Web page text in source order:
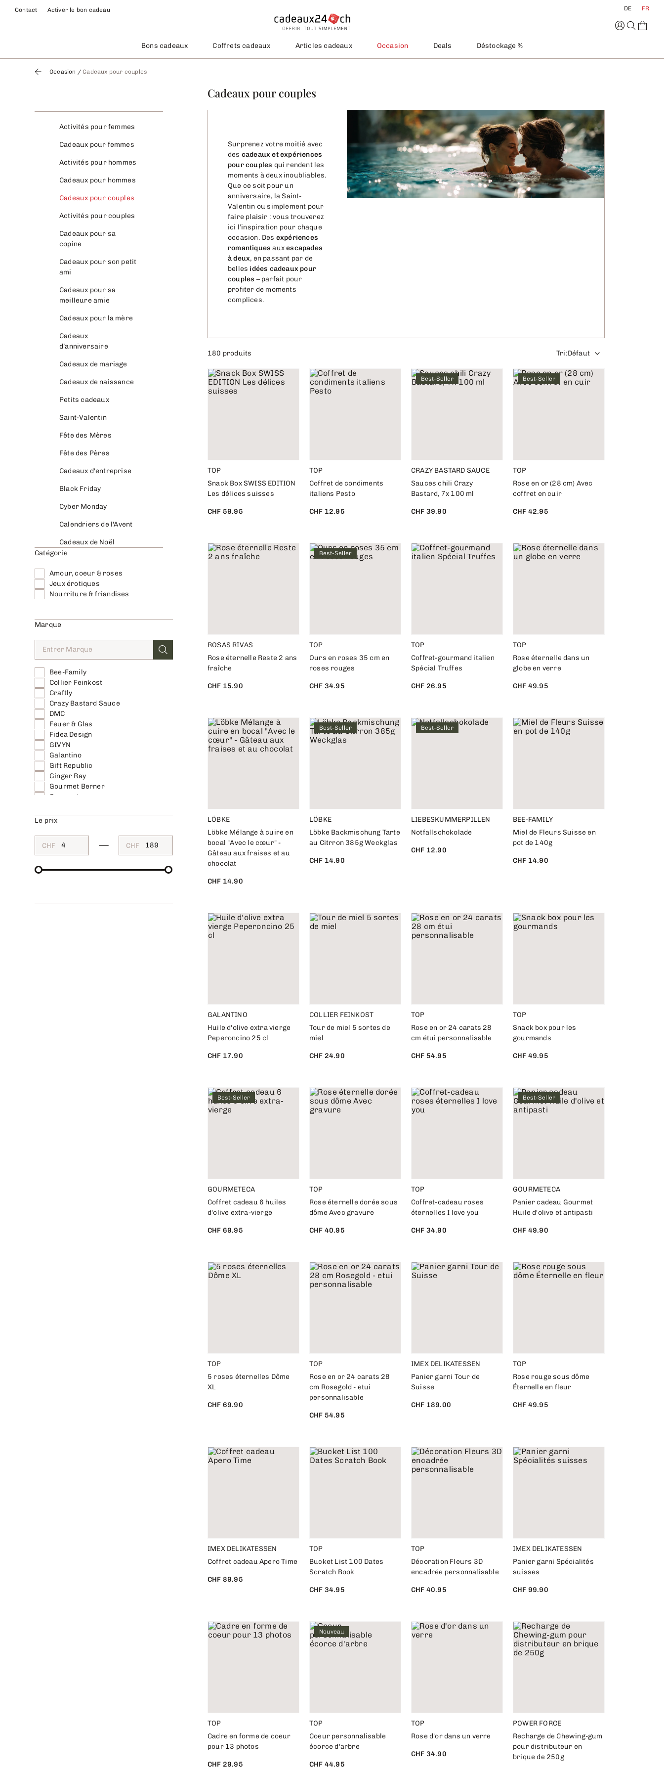
Contact Activer le bon cadeau DE FR
Bons cadeaux Coffrets cadeaux Articles cadeaux Occasion Deals Déstockage %
Occasion /Cadeaux pour couples
Activités pour femmes
Cadeaux pour femmes
Activités pour hommes
Cadeaux pour hommes
Cadeaux pour couples
Activités pour couples
Cadeaux pour sa
copine
Cadeaux pour son petit
ami
Cadeaux pour sa
meilleure amie
Cadeaux pour la mère
Cadeaux
d’anniversaire
Cadeaux de mariage
Cadeaux de naissance
Petits cadeaux
Saint-Valentin
Fête des Mères
Fête des Pères
Cadeaux d'entreprise
Black Friday
Cyber Monday
Calendriers de l'Avent
Cadeaux de Noël
Catégorie
Amour, coeur & roses
Jeux érotiques
Nourriture & friandises
Marque
Bee-Family
Collier Feinkost
Craftly
Crazy Bastard Sauce
DMC
Feuer & Glas
Fidea Design
GIVYN
Galantino
Gift Republic
Ginger Ray
Gourmet Berner
Gourmeteca
La Belle Rose
Läckerli Huus
Löbke
NoGallery
Le prix
CHF CHF
Cadeaux pour couples
Surprenez votre moitié avec
des cadeaux et expériences
pour couples qui rendent les
moments à deux inoubliables.
Que ce soit pour un
anniversaire, la Saint-
Valentin ou simplement pour
faire plaisir : vous trouverez
ici l’inspiration pour chaque
occasion. Des expériences
romantiques auxescapades
à deux, en passant par de
belles idées cadeaux pour
couples – parfait pour
profiter de moments
complices.
180 produits Tri:Défaut
TOP
Snack Box SWISS EDITION
Les délices suisses
CHF 59.95
TOP
Coffret de condiments
italiens Pesto
CHF 12.95
Best-Seller
CRAZY BASTARD SAUCE
Sauces chili Crazy
Bastard, 7x 100 ml
CHF 39.90
Best-Seller
TOP
Rose en or (28 cm) Avec
coffret en cuir
CHF 42.95
ROSAS RIVAS
Rose éternelle Reste 2 ans
fraîche
CHF 15.90
Best-Seller
TOP
Ours en roses 35 cm en
roses rouges
CHF 34.95
TOP
Coffret-gourmand italien
Spécial Truffes
CHF 26.95
TOP
Rose éternelle dans un
globe en verre
CHF 49.95
LÖBKE
Löbke Mélange à cuire en
bocal "Avec le cœur" -
Gâteau aux fraises et au
chocolat
CHF 14.90
Best-Seller
LÖBKE
Löbke Backmischung Tarte
au Citrron 385g Weckglas
CHF 14.90
Best-Seller
LIEBESKUMMERPILLEN
Notfallschokolade
CHF 12.90
BEE-FAMILY
Miel de Fleurs Suisse en
pot de 140g
CHF 14.90
GALANTINO
Huile d'olive extra vierge
Peperoncino 25 cl
CHF 17.90
COLLIER FEINKOST
Tour de miel 5 sortes de
miel
CHF 24.90
TOP
Rose en or 24 carats 28
cm étui personnalisable
CHF 54.95
TOP
Snack box pour les
gourmands
CHF 49.95
Best-Seller
GOURMETECA
Coffret cadeau 6 huiles
d'olive extra-vierge
CHF 69.95
TOP
Rose éternelle dorée sous
dôme Avec gravure
CHF 40.95
TOP
Coffret-cadeau roses
éternelles I love you
CHF 34.90
Best-Seller
GOURMETECA
Panier cadeau Gourmet
Huile d'olive et antipasti
CHF 49.90
TOP
5 roses éternelles Dôme
XL
CHF 69.90
TOP
Rose en or 24 carats 28
cm Rosegold - etui
personnalisable
CHF 54.95
IMEX DELIKATESSEN
Panier garni Tour de
Suisse
CHF 189.00
TOP
Rose rouge sous dôme
Éternelle en fleur
CHF 49.95
IMEX DELIKATESSEN
Coffret cadeau Apero Time
CHF 89.95
TOP
Bucket List 100 Dates
Scratch Book
CHF 34.95
TOP
Décoration Fleurs 3D
encadrée personnalisable
CHF 40.95
IMEX DELIKATESSEN
Panier garni Spécialités
suisses
CHF 99.90
TOP
Cadre en forme de coeur
pour 13 photos
CHF 29.95
Nouveau
TOP
Coeur personnalisable
écorce d'arbre
CHF 44.95
TOP
Rose d'or dans un verre
CHF 34.90
POWER FORCE
Recharge de Chewing-gum
pour distributeur en
brique de 250g